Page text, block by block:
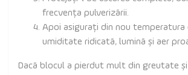
frecvența pulverizării.
Apoi asigurați din nou temperatura
umiditate ridicată, lumină și aer
Dacă blocul a pierdut mult din greutate